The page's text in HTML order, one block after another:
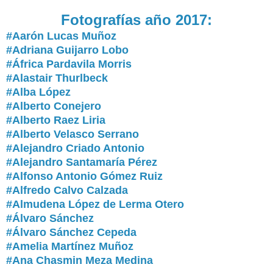
Fotografías año 2017:
#Aarón Lucas Muñoz
#Adriana Guijarro Lobo
#África Pardavila Morris
#Alastair Thurlbeck
#Alba López
#Alberto Conejero
#Alberto Raez Liria
#Alberto Velasco Serrano
#Alejandro Criado Antonio
#Alejandro Santamaría Pérez
#Alfonso Antonio Gómez Ruiz
#Alfredo Calvo Calzada
#Almudena López de Lerma Otero
#Álvaro Sánchez
#Álvaro Sánchez Cepeda
#Amelia Martínez Muñoz
#Ana Chasmin Meza Medina